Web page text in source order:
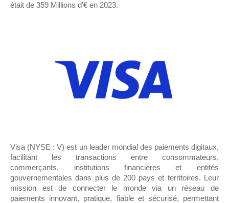
était de 359 Millions d’€ en 2023.
Visa (NYSE : V) est un leader mondial des paiements digitaux,
facilitant les transactions entre consommateurs,
commerçants, institutions financières et entités
gouvernementales dans plus de 200 pays et territoires. Leur
mission est de connecter le monde via un réseau de
paiements innovant, pratique, fiable et sécurisé, permettant